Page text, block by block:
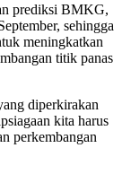
prediksi BMKG,
sehingga
meningkatkan
titik panas
diperkirakan
kita harus
perkembangan